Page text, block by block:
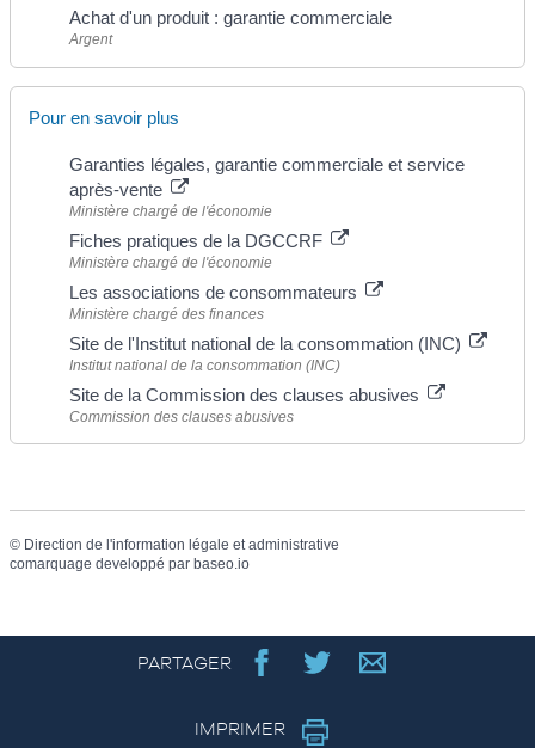
Achat d'un produit : garantie commerciale
Argent
Pour en savoir plus
Garanties légales, garantie commerciale et service
après-vente
Ministère chargé de l'économie
Fiches pratiques de la DGCCRF
Ministère chargé de l'économie
Les associations de consommateurs
Ministère chargé des finances
Site de l'Institut national de la consommation (INC)
Institut national de la consommation (INC)
Site de la Commission des clauses abusives
Commission des clauses abusives
© Direction de l'information légale et administrative
comarquage developpé par baseo.io
PARTAGER
IMPRIMER